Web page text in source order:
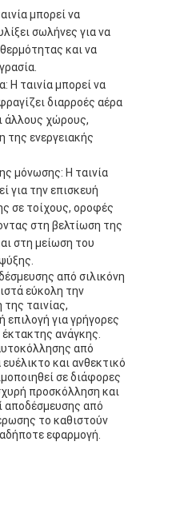
αλουμινίου αργιλίου
έγγραφο της Kraft
αλουμινίου αργιλίου
κολλητική ταινία
μπορεί να
σωλήνες για να
και να
Η ταινία μπορεί να
διαρροές αέρα
άλλους χώρους,
της ενεργειακής
μόνωσης: Η ταινία
για την επισκευή
σε τοίχους, οροφές
στη βελτίωση της
στη μείωση του
από σιλικόνη
εύκολη την
ταινίας,
επιλογή για γρήγορες
ανάγκης.
από
και ανθεκτικό
σε διάφορες
προσκόλληση και
αποδέσμευσης από
το καθιστούν
εφαρμογή.